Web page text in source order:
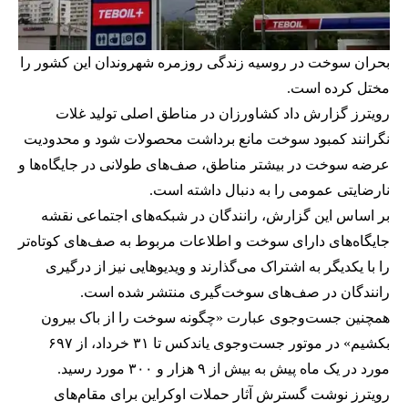
بحران سوخت در روسیه زندگی روزمره شهروندان این کشور را
مختل کرده است.
رویترز گزارش داد کشاورزان در مناطق اصلی تولید غلات
نگرانند کمبود سوخت مانع برداشت محصولات شود و محدودیت
عرضه سوخت در بیشتر مناطق، صف‌های طولانی در جایگاه‌ها و
نارضایتی عمومی را به دنبال داشته است.
بر اساس این گزارش، رانندگان در شبکه‌های اجتماعی نقشه
جایگاه‌های دارای سوخت و اطلاعات مربوط به صف‌های کوتاه‌تر
را با یکدیگر به اشتراک می‌گذارند و ویدیوهایی نیز از درگیری
رانندگان در صف‌های سوخت‌گیری منتشر شده است.
همچنین جست‌وجوی عبارت «چگونه سوخت را از باک بیرون
بکشیم» در موتور جست‌وجوی یاندکس تا ۳۱ خرداد، از ۶۹۷
مورد در یک ماه پیش به بیش از ۹ هزار و ۳۰۰ مورد رسید.
رویترز نوشت گسترش آثار حملات اوکراین برای مقام‌های